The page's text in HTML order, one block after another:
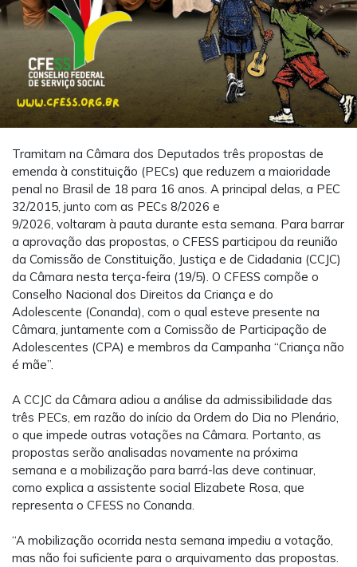
Tramitam na Câmara dos Deputados três propostas de
emenda à constituição (PECs) que reduzem a maioridade
penal no Brasil de 18 para 16 anos. A principal delas, a PEC
32/2015, junto com as PECs 8/2026 e
9/2026, voltaram à pauta durante esta semana. Para barrar
a aprovação das propostas, o CFESS participou da reunião
da Comissão de Constituição, Justiça e de Cidadania (CCJC)
da Câmara nesta terça-feira (19/5). O CFESS compõe o
Conselho Nacional dos Direitos da Criança e do
Adolescente (Conanda), com o qual esteve presente na
Câmara, juntamente com a Comissão de Participação de
Adolescentes (CPA) e membros da Campanha “Criança não
é mãe”.
A CCJC da Câmara adiou a análise da admissibilidade das
três PECs, em razão do início da Ordem do Dia no Plenário,
o que impede outras votações na Câmara. Portanto, as
propostas serão analisadas novamente na próxima
semana e a mobilização para barrá-las deve continuar,
como explica a assistente social Elizabete Rosa, que
representa o CFESS no Conanda.
“A mobilização ocorrida nesta semana impediu a votação,
mas não foi suficiente para o arquivamento das propostas.